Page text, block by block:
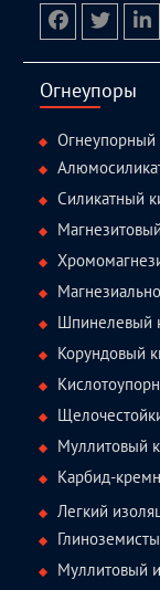
Огнеупоры
Огнеупорный
Силикатный
Шпинелевый
Корундовый
Муллитовый
Карбид-
Легкий
Муллитовый